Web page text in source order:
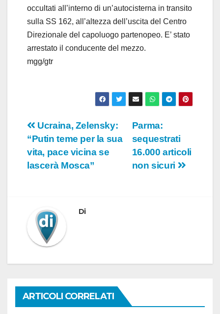
i
d
occultati all’interno di un’autocisterna in transito
sulla SS 162, all’altezza dell’uscita del Centro
Direzionale del capoluogo partenopeo. E’ stato
arrestato il conducente del mezzo.
mgg/gtr
Navigazione
articoli
Parma:
sequestrati
16.000 articoli
non sicuri
Ucraina, Zelensky:
“Putin teme per la sua
vita, pace vicina se
lascerà Mosca”
Di
ARTICOLI CORRELATI